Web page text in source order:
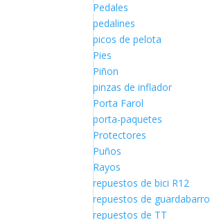
Pedales
pedalines
picos de pelota
Pies
Piñon
pinzas de inflador
Porta Farol
porta-paquetes
Protectores
Puños
Rayos
repuestos de bici R12
repuestos de guardabarro
repuestos de TT